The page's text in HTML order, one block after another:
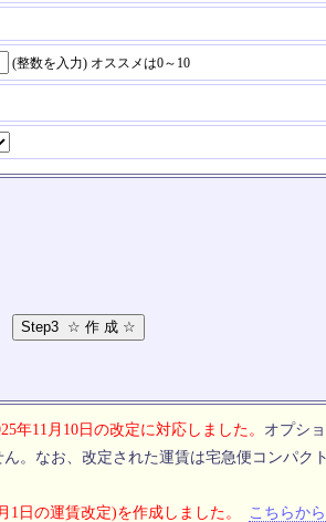
(整数を入力) オススメは0～10
年11月10日の改定に対応しました。 オプシ
。なお、改定された運賃は宅急便コンパク
1日の運賃改定)を作成しました。
こちらか